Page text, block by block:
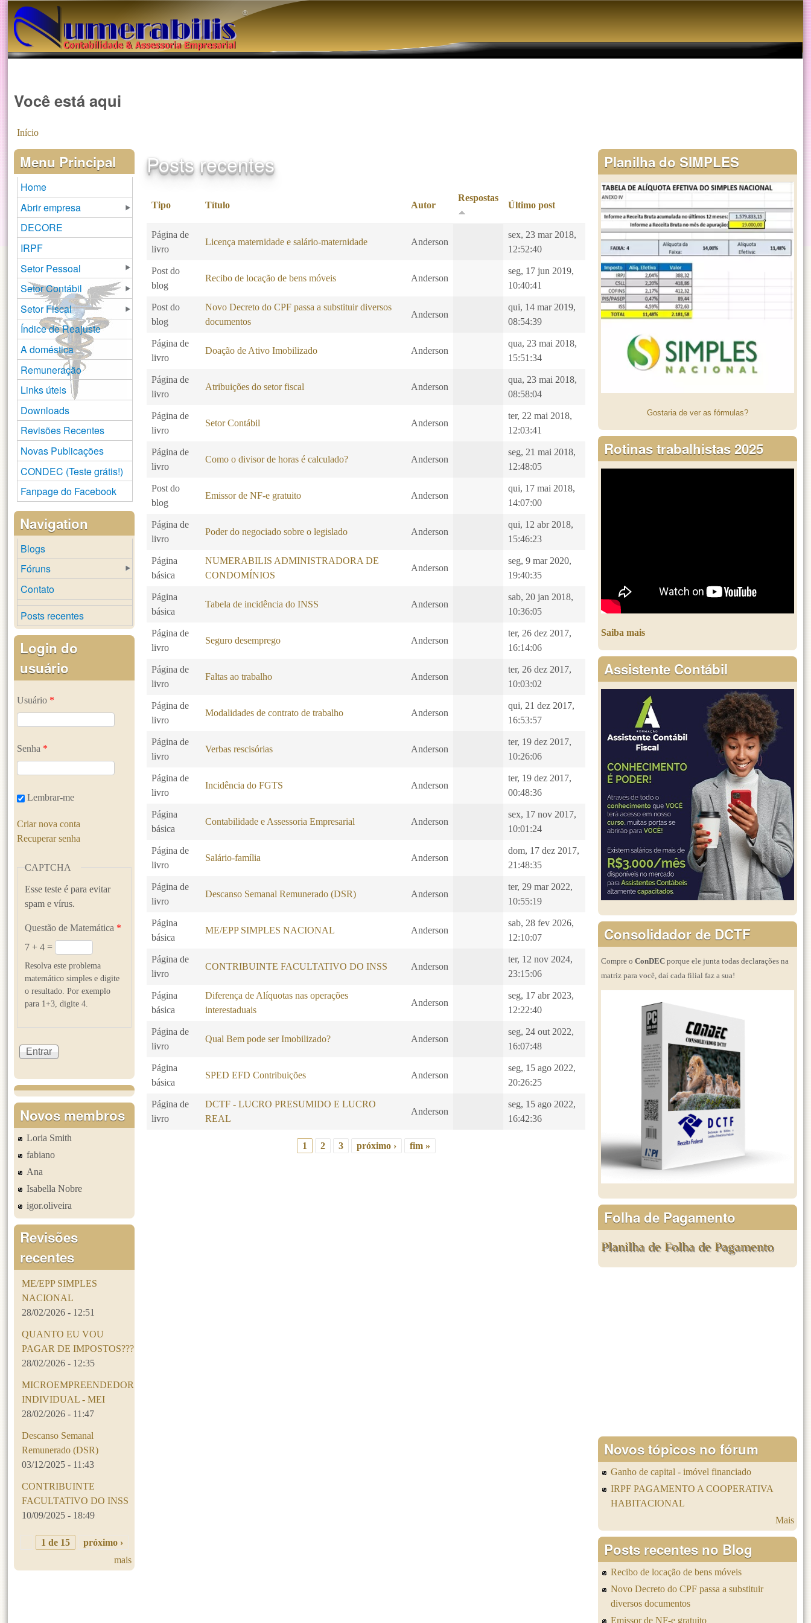
®️
Você está aqui
Início
Posts recentes
Tipo Título Autor
Respostas
Último post
Página de
livro
Licença maternidade e salário-maternidade Anderson
sex, 23 mar 2018,
12:52:40
Post do
blog
Recibo de locação de bens móveis Anderson
seg, 17 jun 2019,
10:40:41
Post do
blog
Novo Decreto do CPF passa a substituir diversos
documentos
Anderson
qui, 14 mar 2019,
08:54:39
Página de
livro
Doação de Ativo Imobilizado Anderson
qua, 23 mai 2018,
15:51:34
Página de
livro
Atribuições do setor fiscal Anderson
qua, 23 mai 2018,
08:58:04
Página de
livro
Setor Contábil Anderson
ter, 22 mai 2018,
12:03:41
Página de
livro
Como o divisor de horas é calculado? Anderson
seg, 21 mai 2018,
12:48:05
Post do
blog
Emissor de NF-e gratuito Anderson
qui, 17 mai 2018,
14:07:00
Página de
livro
Poder do negociado sobre o legislado Anderson
qui, 12 abr 2018,
15:46:23
Página
básica
NUMERABILIS ADMINISTRADORA DE
CONDOMÍNIOS
Anderson
seg, 9 mar 2020,
19:40:35
Página
básica
Tabela de incidência do INSS Anderson
sab, 20 jan 2018,
10:36:05
Página de
livro
Seguro desemprego Anderson
ter, 26 dez 2017,
16:14:06
Página de
livro
Faltas ao trabalho Anderson
ter, 26 dez 2017,
10:03:02
Página de
livro
Modalidades de contrato de trabalho Anderson
qui, 21 dez 2017,
16:53:57
Página de
livro
Verbas rescisórias Anderson
ter, 19 dez 2017,
10:26:06
Página de
livro
Incidência do FGTS Anderson
ter, 19 dez 2017,
00:48:36
Página
básica
Contabilidade e Assessoria Empresarial Anderson
sex, 17 nov 2017,
10:01:24
Página de
livro
Salário-família Anderson
dom, 17 dez 2017,
21:48:35
Página de
livro
Descanso Semanal Remunerado (DSR) Anderson
ter, 29 mar 2022,
10:55:19
Página
básica
ME/EPP SIMPLES NACIONAL Anderson
sab, 28 fev 2026,
12:10:07
Página de
livro
CONTRIBUINTE FACULTATIVO DO INSS Anderson
ter, 12 nov 2024,
23:15:06
Página
básica
Diferença de Alíquotas nas operações
interestaduais
Anderson
seg, 17 abr 2023,
12:22:40
Página de
livro
Qual Bem pode ser Imobilizado? Anderson
seg, 24 out 2022,
16:07:48
Página
básica
SPED EFD Contribuições Anderson
seg, 15 ago 2022,
20:26:25
Página de
livro
DCTF - LUCRO PRESUMIDO E LUCRO
REAL
Anderson
seg, 15 ago 2022,
16:42:36
1 2 3 próximo › fim »
Menu Principal
Home
Abrir empresa
DECORE
IRPF
Setor Pessoal
Setor Contábil
Setor Fiscal
Índice de Reajuste
A doméstica
Remuneração
Links úteis
Downloads
Revisões Recentes
Novas Publicações
CONDEC (Teste grátis!)
Fanpage do Facebook
Navigation
Blogs
Fóruns
Contato
Posts recentes
Login do
usuário
Usuário *
Senha *
Lembrar-me
Criar nova conta
Recuperar senha
CAPTCHA
Esse teste é para evitar
spam e vírus.
Questão de Matemática *
7 + 4 =
Resolva este problema
matemático simples e digite
o resultado. Por exemplo
para 1+3, digite 4.
Novos membros
Loria Smith
fabiano
Ana
Isabella Nobre
igor.oliveira
Revisões
recentes
ME/EPP SIMPLES
NACIONAL
28/02/2026 - 12:51
QUANTO EU VOU
PAGAR DE IMPOSTOS???
28/02/2026 - 12:35
MICROEMPREENDEDOR
INDIVIDUAL - MEI
28/02/2026 - 11:47
Descanso Semanal
Remunerado (DSR)
03/12/2025 - 11:43
CONTRIBUINTE
FACULTATIVO DO INSS
10/09/2025 - 18:49
1 de 15
próximo ›
mais
Planilha do SIMPLES
Gostaria de ver as fórmulas?
Rotinas trabalhistas 2025
Saiba mais
Assistente Contábil
Consolidador de DCTF
Compre o ConDEC porque ele junta todas declarações na
matriz para você, daí cada filial faz a sua!
Folha de Pagamento
Planilha de Folha de Pagamento
Novos tópicos no fórum
Ganho de capital - imóvel financiado
IRPF PAGAMENTO A COOPERATIVA
HABITACIONAL
Mais
Posts recentes no Blog
Recibo de locação de bens móveis
Novo Decreto do CPF passa a substituir
diversos documentos
Emissor de NF-e gratuito